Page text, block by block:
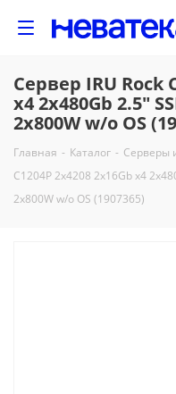
Сервер IRU Rock
x4 2x480Gb 2.5"
2x800W w/o OS
Главная - Каталог - Серверы
C1204P 2x4208 2x16Gb x4
2x800W w/o OS (1907365)